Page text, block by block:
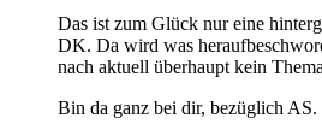
Das ist zum Glück nur eine
DK. Da wird was
nach aktuell überhaupt kein
Bin da ganz bei dir, bezüglich AS.